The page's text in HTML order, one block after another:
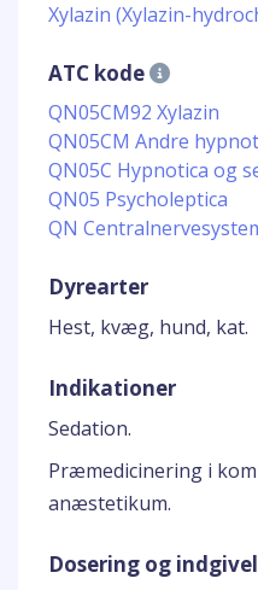
Xylazin (Xylazin-
ATC kode
QN05CM92 Xylazin
QN05CM Andre
QN05C Hypnotica og
QN05 Psycholeptica
QN
Dyrearter
Hest, kvæg, hund, kat.
Indikationer
Sedation.
Præmedicinering i
anæstetikum.
Dosering og